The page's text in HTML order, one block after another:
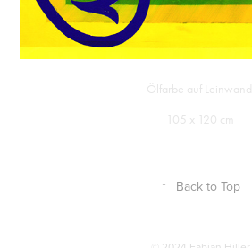
Ölfarbe auf Leinwand
105 x 120 cm
↑ Back to Top